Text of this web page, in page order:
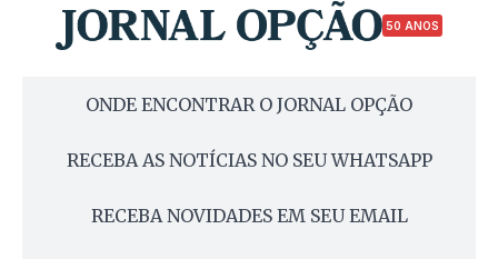
50 ANOS
ONDE ENCONTRAR O JORNAL OPÇÃO
RECEBA AS NOTÍCIAS NO SEU WHATSAPP
RECEBA NOVIDADES EM SEU EMAIL